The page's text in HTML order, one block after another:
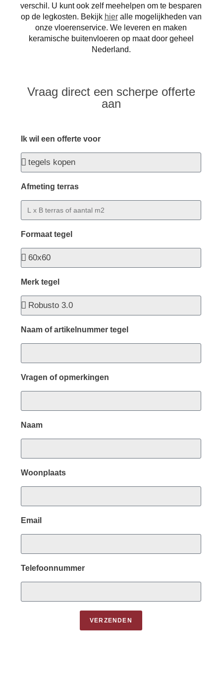
verschil. U kunt ook zelf meehelpen om te besparen
op de legkosten. Bekijk hieralle mogelijkheden van
onze vloerenservice. We leveren en maken
keramische buitenvloeren op maat door geheel
Nederland.
Vraag direct een scherpe offerte
aan
Ik wil een offerte voor
Afmeting terras
Formaat tegel
Merk tegel
Naam of artikelnummer tegel
Vragen of opmerkingen
Naam
Woonplaats
Email
Telefoonnummer
VERZENDEN